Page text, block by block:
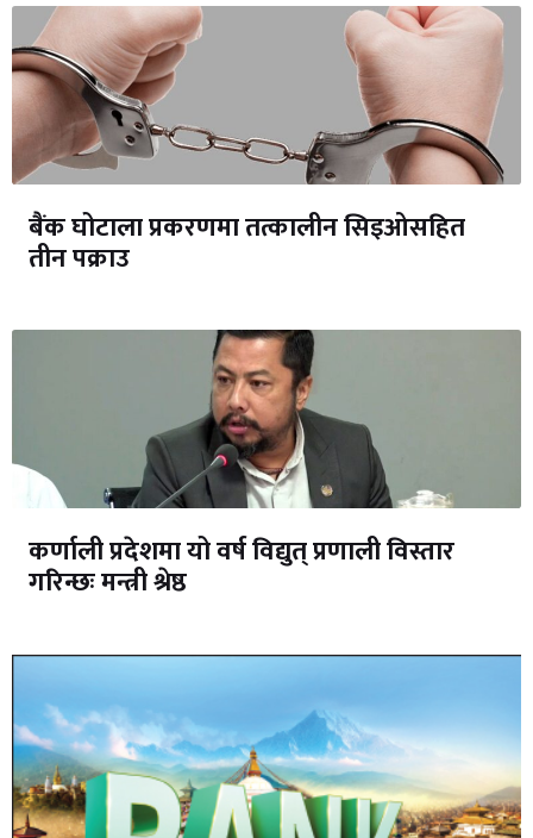
बैंक घोटाला प्रकरणमा तत्कालीन सिइओसहित
तीन पक्राउ
कर्णाली प्रदेशमा यो वर्ष विद्युत् प्रणाली विस्तार
गरिन्छः मन्त्री श्रेष्ठ